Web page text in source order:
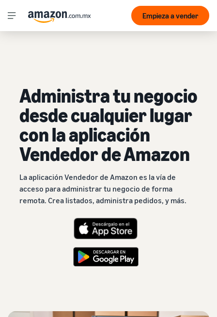
Empieza a vender
Administra tu negocio
desde cualquier lugar
con la aplicación
Vendedor de Amazon
La aplicación Vendedor de Amazon es la vía de
acceso para administrar tu negocio de forma
remota. Crea listados, administra pedidos, y más.